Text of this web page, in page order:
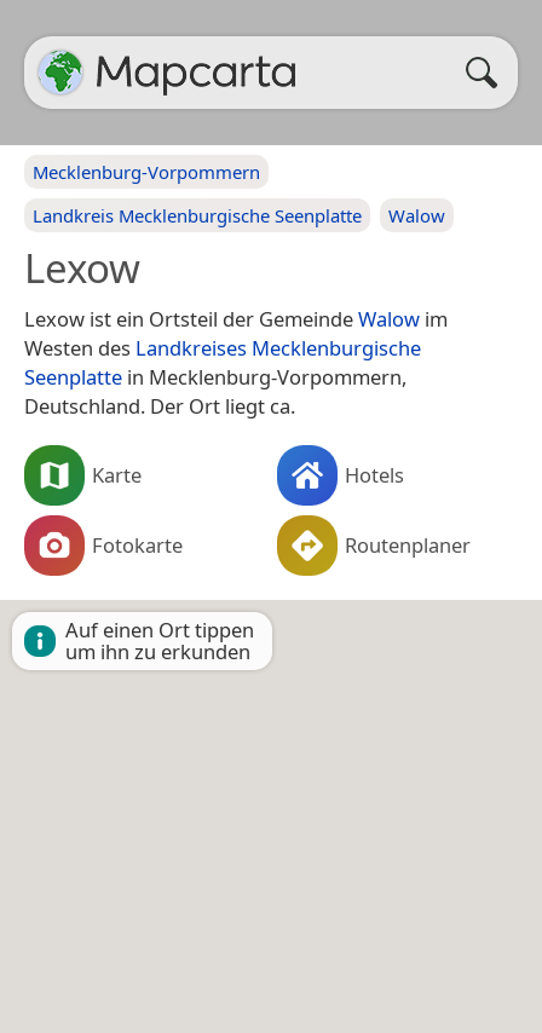
Mecklenburg-Vorpommern
Landkreis Mecklenburgische Seenplatte
Walow
Lexow
Lexow ist ein Ortsteil der GemeindeWalow im
Westen des Landkreises Mecklenburgische
Seenplatte in Mecklenburg-Vorpommern,
Deutschland. Der Ort liegt ca.
Karte Hotels
Fotokarte Routenplaner
Auf einen Ort tippen
um ihn zu erkunden